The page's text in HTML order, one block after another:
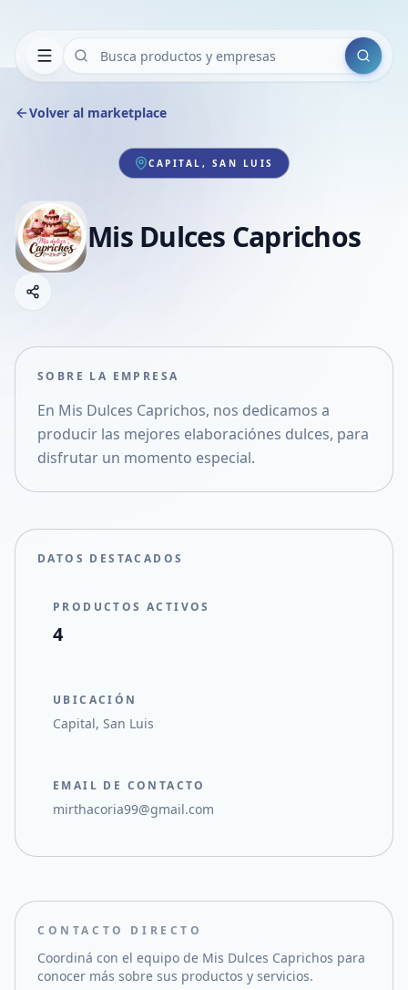
Buscar
Volver al marketplace
CAPITAL, SAN LUIS
Mis Dulces Caprichos
Compartir empresa
Compartir en X
SOBRE LA EMPRESA
En Mis Dulces Caprichos, nos dedicamos a
producir las mejores elaboraciónes dulces, para
disfrutar un momento especial.
DATOS DESTACADOS
PRODUCTOS ACTIVOS
4
UBICACIÓN
Capital, San Luis
EMAIL DE CONTACTO
mirthacoria99@gmail.com
CONTACTO DIRECTO
Coordiná con el equipo de Mis Dulces Caprichos para
conocer más sobre sus productos y servicios.